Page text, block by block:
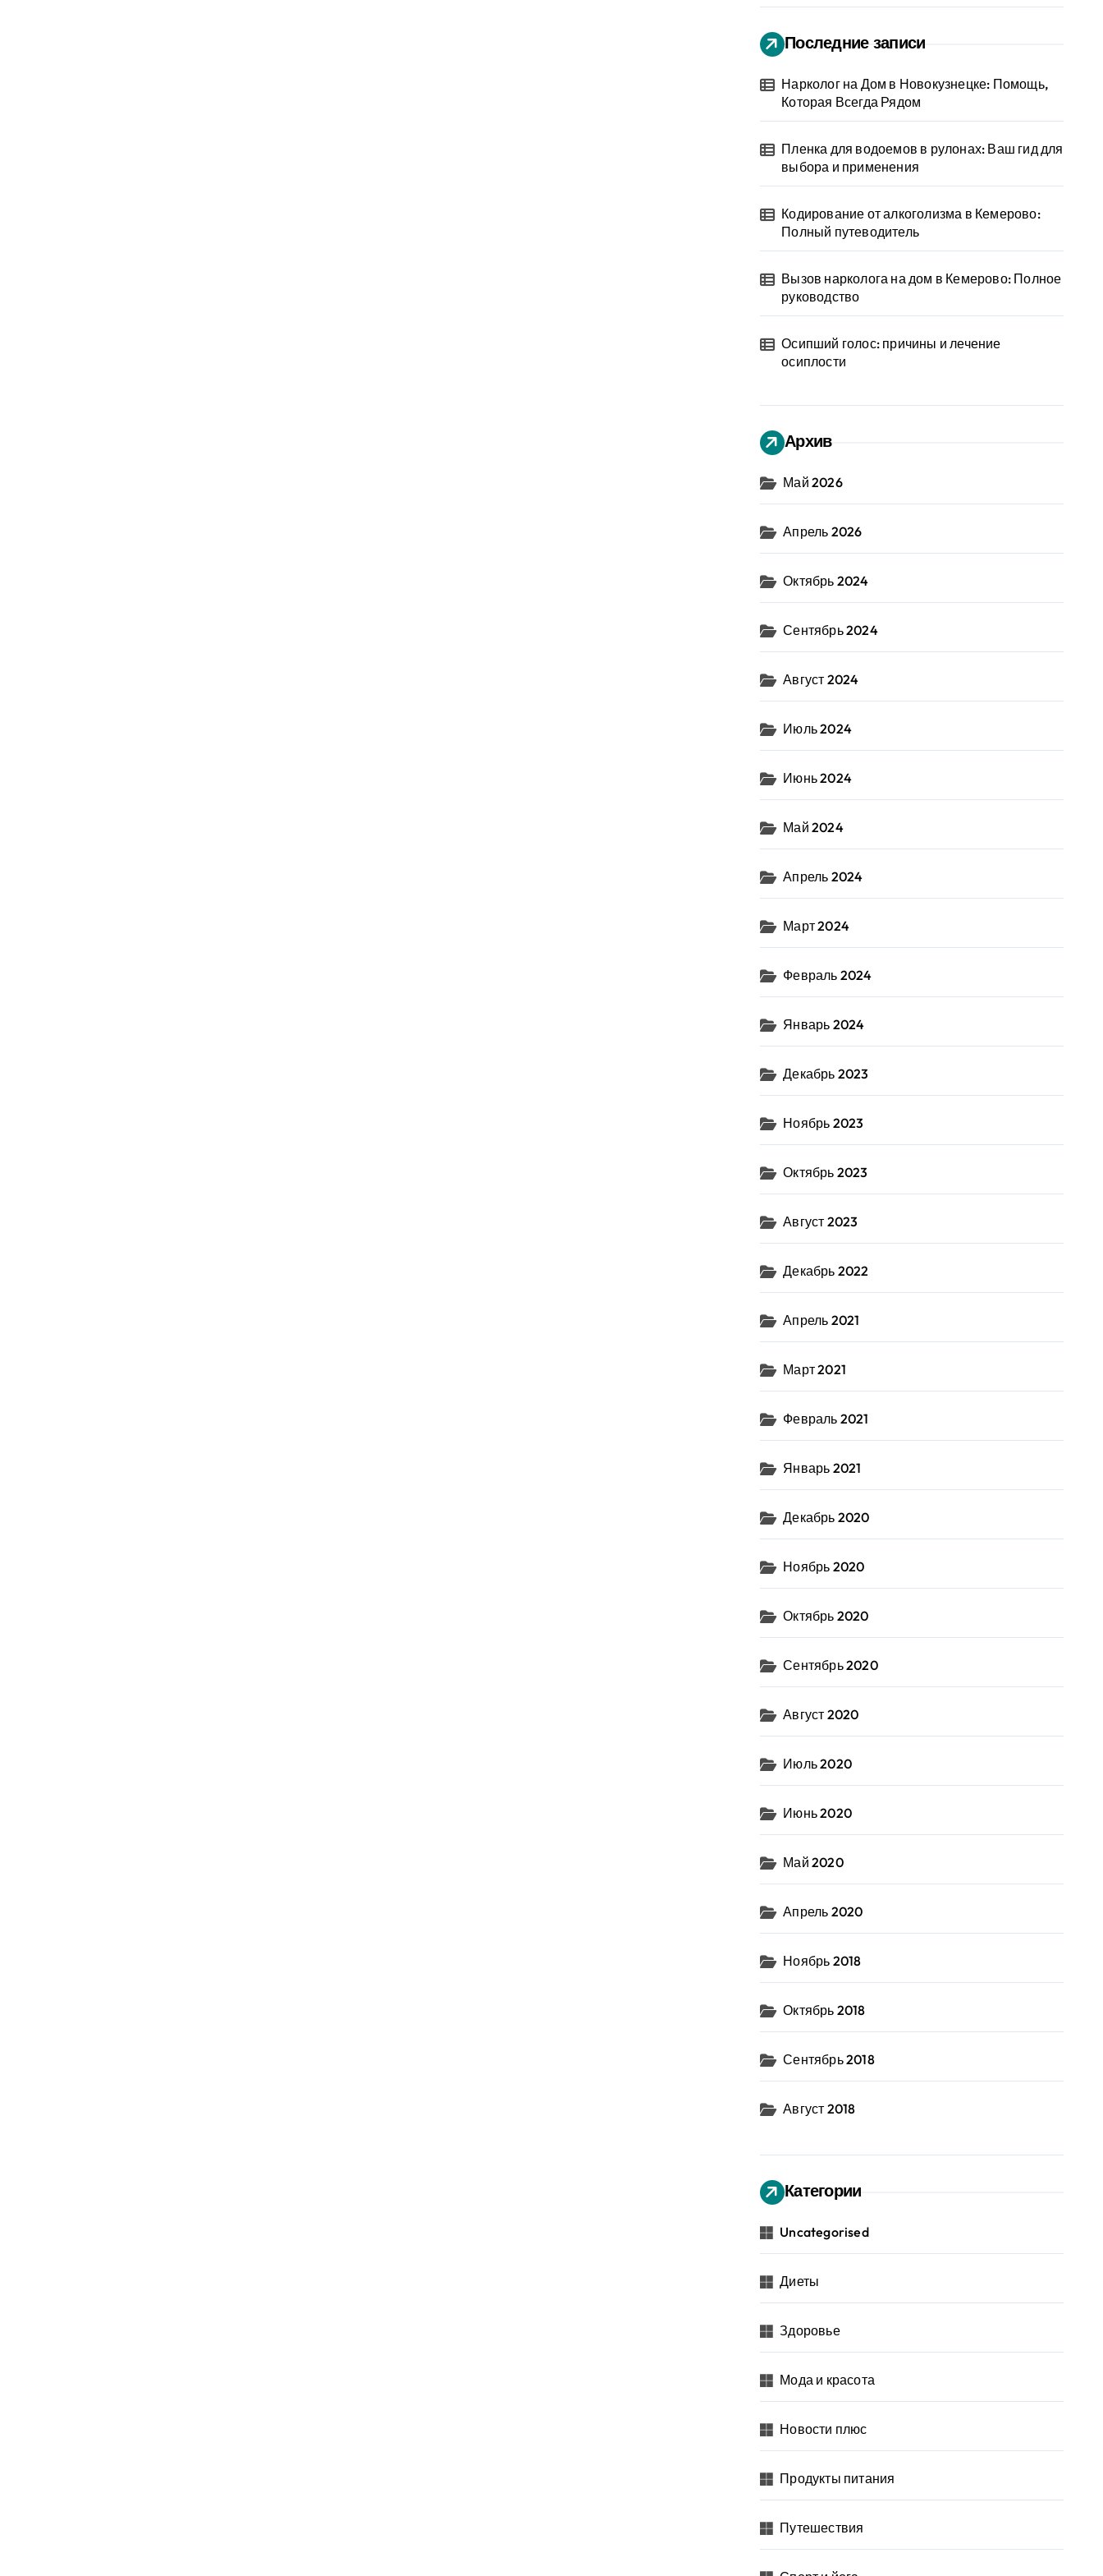
Последние записи
Нарколог на Дом в Новокузнецке: Помощь,
Которая Всегда Рядом
Пленка для водоемов в рулонах: Ваш гид для
выбора и применения
Кодирование от алкоголизма в Кемерово:
Полный путеводитель
Вызов нарколога на дом в Кемерово: Полное
руководство
Осипший голос: причины и лечение
осиплости
Архив
Май 2026
Апрель 2026
Октябрь 2024
Сентябрь 2024
Август 2024
Июль 2024
Июнь 2024
Май 2024
Апрель 2024
Март 2024
Февраль 2024
Январь 2024
Декабрь 2023
Ноябрь 2023
Октябрь 2023
Август 2023
Декабрь 2022
Апрель 2021
Март 2021
Февраль 2021
Январь 2021
Декабрь 2020
Ноябрь 2020
Октябрь 2020
Сентябрь 2020
Август 2020
Июль 2020
Июнь 2020
Май 2020
Апрель 2020
Ноябрь 2018
Октябрь 2018
Сентябрь 2018
Август 2018
Категории
Uncategorised
Диеты
Здоровье
Мода и красота
Новости плюс
Продукты питания
Путешествия